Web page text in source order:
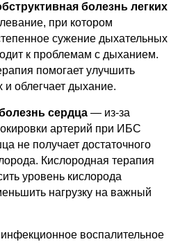
болезнь легких
при котором
сужение дыхательных
к проблемам с дыханием.
помогает улучшить
и облегчает дыхание.
сердца — из-за
артерий при ИБС
не получает достаточного
Кислородная терапия
уровень кислорода
нагрузку на важный
воспалительное